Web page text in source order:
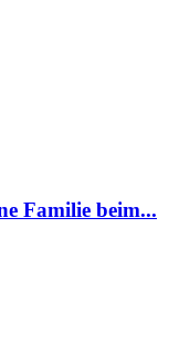
Familie beim...